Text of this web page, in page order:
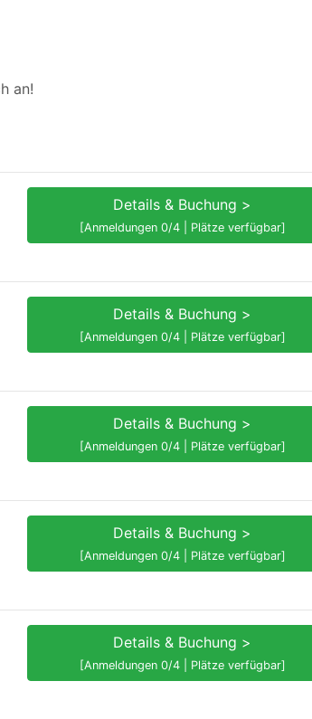
an!
Details & Buchung >
[Anmeldungen 0/4 | Plätze verfügbar]
Details & Buchung >
[Anmeldungen 0/4 | Plätze verfügbar]
Details & Buchung >
[Anmeldungen 0/4 | Plätze verfügbar]
Details & Buchung >
[Anmeldungen 0/4 | Plätze verfügbar]
Details & Buchung >
[Anmeldungen 0/4 | Plätze verfügbar]